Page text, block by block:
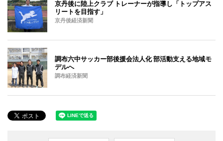
京丹後に陸上クラブ トレーナーが指導し「トップアス
リートを目指す」
京丹後経済新聞
調布六中サッカー部後援会法人化 部活動支える地域モ
デルへ
調布経済新聞